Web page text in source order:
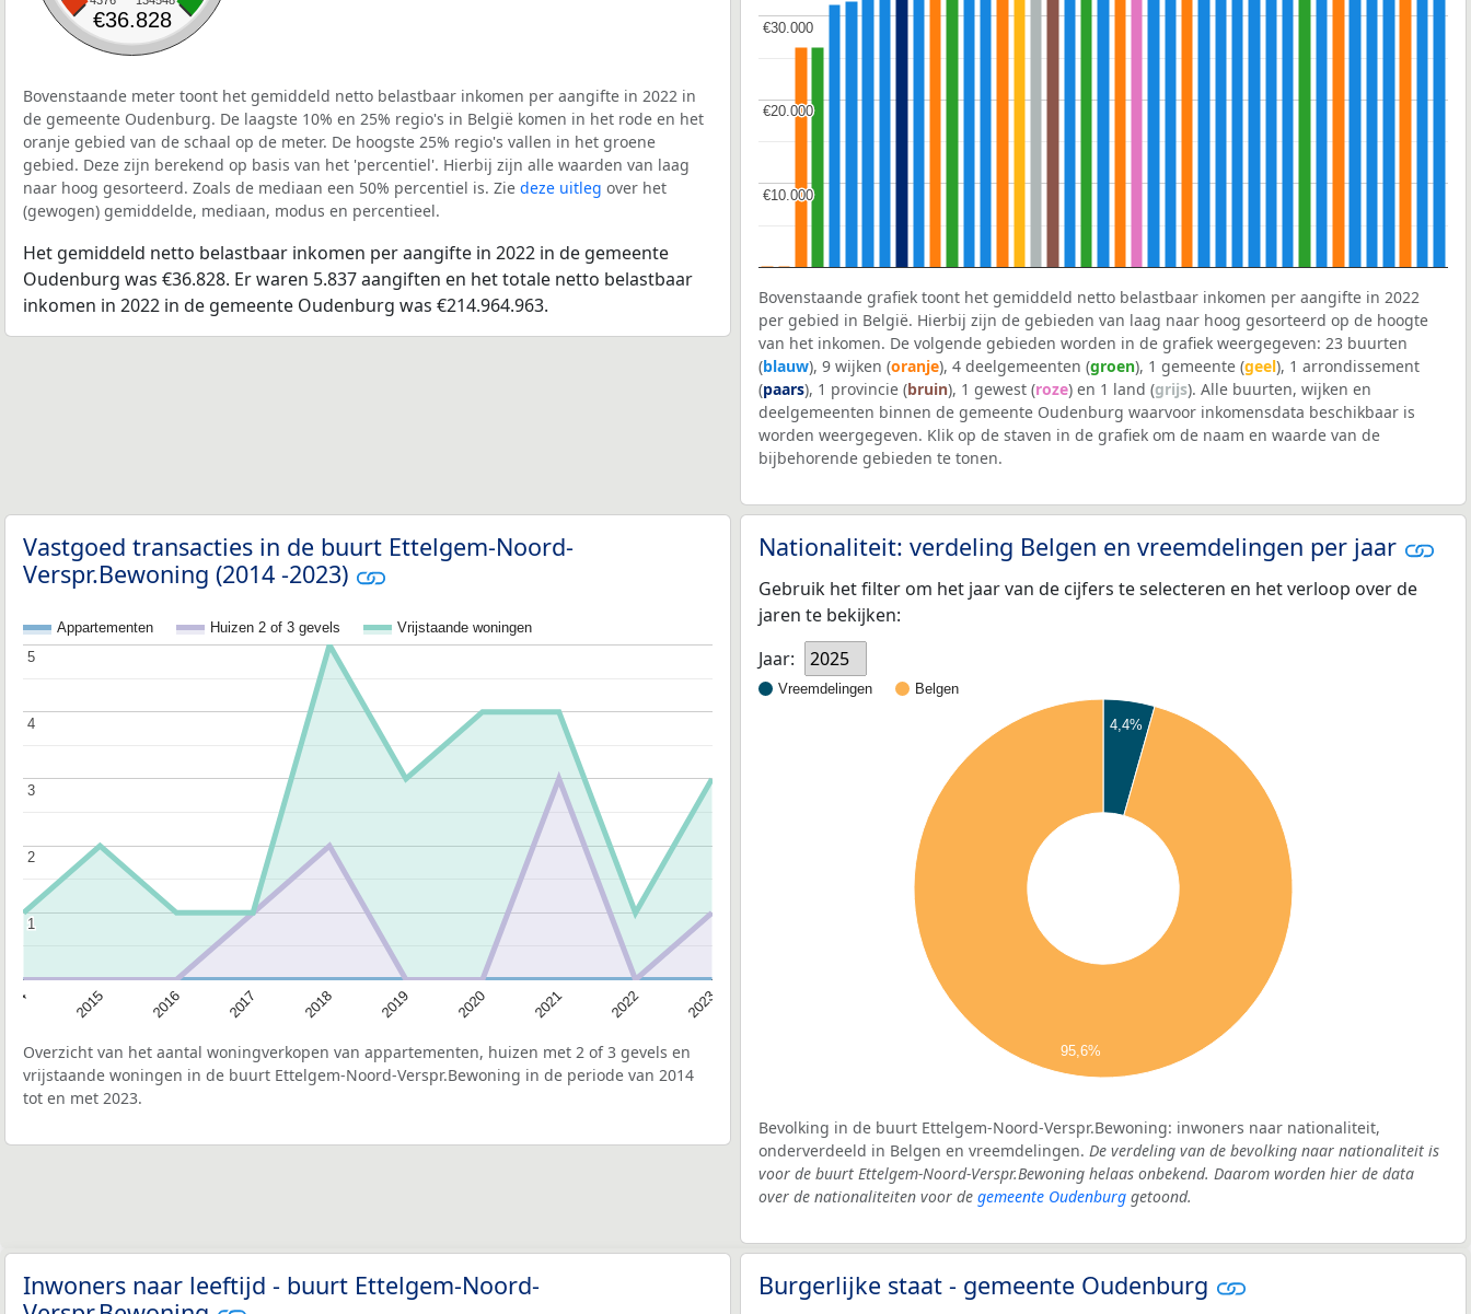
€36.828
Bovenstaande meter toont het gemiddeld netto belastbaar inkomen per aangifte in 2022 in
de gemeente Oudenburg. De laagste 10% en 25% regio's in België komen in het rode en het
oranje gebied van de schaal op de meter. De hoogste 25% regio's vallen in het groene
gebied. Deze zijn berekend op basis van het 'percentiel'. Hierbij zijn alle waarden van laag
naar hoog gesorteerd. Zoals de mediaan een 50% percentiel is. Zie deze uitleg over het
(gewogen) gemiddelde, mediaan, modus en percentieel.
Het gemiddeld netto belastbaar inkomen per aangifte in 2022 in de gemeente
Oudenburg was €36.828. Er waren 5.837 aangiften en het totale netto belastbaar
inkomen in 2022 in de gemeente Oudenburg was €214.964.963.
€10.000
€10.000
€20.000
€20.000
€30.000
€30.000
Bovenstaande grafiek toont het gemiddeld netto belastbaar inkomen per aangifte in 2022
per gebied in België. Hierbij zijn de gebieden van laag naar hoog gesorteerd op de hoogte
van het inkomen. De volgende gebieden worden in de grafiek weergegeven: 23 buurten
(blauw), 9 wijken (oranje), 4 deelgemeenten (groen), 1 gemeente (geel), 1 arrondissement
(paars), 1 provincie (bruin), 1 gewest (roze) en 1 land (grijs). Alle buurten, wijken en
deelgemeenten binnen de gemeente Oudenburg waarvoor inkomensdata beschikbaar is
worden weergegeven. Klik op de staven in de grafiek om de naam en waarde van de
bijbehorende gebieden te tonen.
Vastgoed transacties in de buurt Ettelgem-Noord-
Verspr.Bewoning (2014 -2023)
Appartementen Huizen 2 of 3 gevels Vrijstaande woningen
2015 2016 2017 2018 2019 2020 2021 2022 2023
1
1
2
2
3
3
4
4
5
5
Overzicht van het aantal woningverkopen van appartementen, huizen met 2 of 3 gevels en
vrijstaande woningen in de buurt Ettelgem-Noord-Verspr.Bewoning in de periode van 2014
tot en met 2023.
Nationaliteit: verdeling Belgen en vreemdelingen per jaar
Gebruik het filter om het jaar van de cijfers te selecteren en het verloop over de
jaren te bekijken:
Jaar:
2025
Vreemdelingen Belgen
4,4%
95,6%
Bevolking in de buurt Ettelgem-Noord-Verspr.Bewoning: inwoners naar nationaliteit,
onderverdeeld in Belgen en vreemdelingen. De verdeling van de bevolking naar nationaliteit is
voor de buurt Ettelgem-Noord-Verspr.Bewoning helaas onbekend. Daarom worden hier de data
over de nationaliteiten voor de gemeente Oudenburg getoond.
Inwoners naar leeftijd - buurt Ettelgem-Noord-
Burgerlijke staat - gemeente Oudenburg